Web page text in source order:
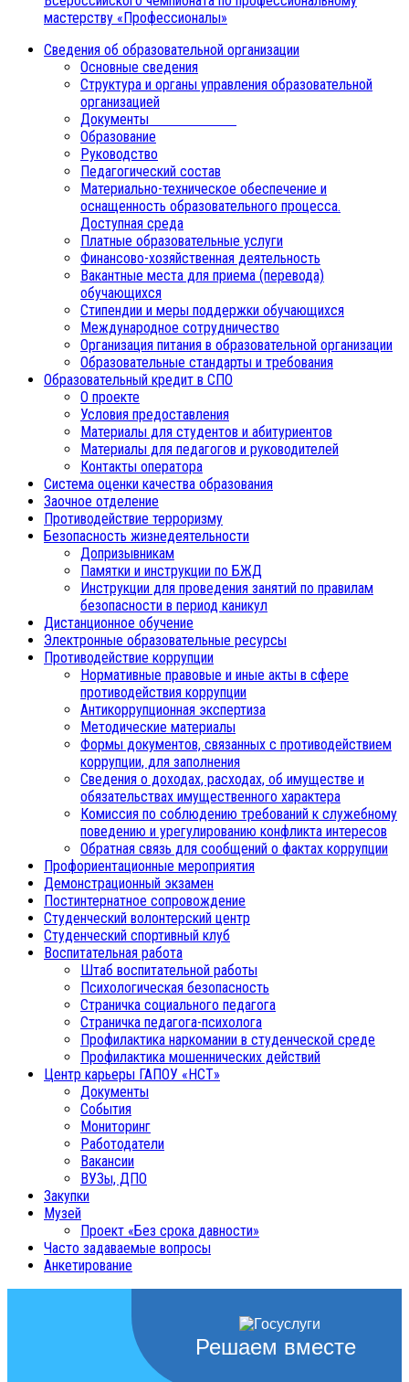
мастерству «Профессионалы»
Сведения об образовательной организации
Основные сведения
Структура и органы управления образовательной
организацией
Документы
Образование
Руководство
Педагогический состав
Материально-техническое обеспечение и
оснащенность образовательного процесса.
Доступная среда
Платные образовательные услуги
Финансово-хозяйственная деятельность
Вакантные места для приема (перевода)
обучающихся
Стипендии и меры поддержки обучающихся
Международное сотрудничество
Организация питания в образовательной организации
Образовательные стандарты и требования
Образовательный кредит в СПО
О проекте
Условия предоставления
Материалы для студентов и абитуриентов
Материалы для педагогов и руководителей
Контакты оператора
Система оценки качества образования
Заочное отделение
Противодействие терроризму
Безопасность жизнедеятельности
Допризывникам
Памятки и инструкции по БЖД
Инструкции для проведения занятий по правилам
безопасности в период каникул
Дистанционное обучение
Электронные образовательные ресурсы
Противодействие коррупции
Нормативные правовые и иные акты в сфере
противодействия коррупции
Антикоррупционная экспертиза
Методические материалы
Формы документов, связанных с противодействием
коррупции, для заполнения
Сведения о доходах, расходах, об имуществе и
обязательствах имущественного характера
Комиссия по соблюдению требований к служебному
поведению и урегулированию конфликта интересов
Обратная связь для сообщений о фактах коррупции
Профориентационные мероприятия
Демонстрационный экзамен
Постинтернатное сопровождение
Студенческий волонтерский центр
Студенческий спортивный клуб
Воспитательная работа
Штаб воспитательной работы
Психологическая безопасность
Страничка социального педагога
Страничка педагога-психолога
Профилактика наркомании в студенческой среде
Профилактика мошеннических действий
Центр карьеры ГАПОУ «НСТ»
Документы
События
Мониторинг
Работодатели
Вакансии
ВУЗы, ДПО
Закупки
Музей
Проект «Без срока давности»
Часто задаваемые вопросы
Анкетирование
Решаем вместе